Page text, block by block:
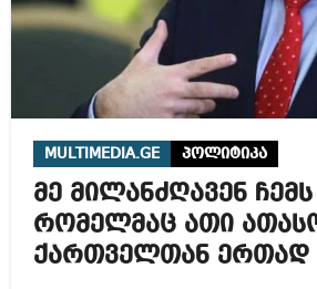
MULTIMEDIA.GE პოლიტიკა
მე მილანძღავენ
რომელმაც ათი
ქართველთან ერთად